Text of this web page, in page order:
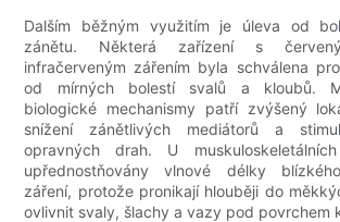
Dalším běžným využitím je úleva od
zánětu. Některá zařízení s
infračerveným zářením byla schválena
od mírných bolestí svalů a kloubů.
biologické mechanismy patří zvýšený
snížení zánětlivých mediátorů a
opravných drah. U
upřednostňovány vlnové délky
záření, protože pronikají hlouběji do
ovlivnit svaly, šlachy a vazy pod povrchem